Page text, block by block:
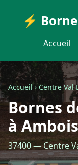
⚡
Accueil
Accueil›Centre Val
Bornes
à
37400 — Centre